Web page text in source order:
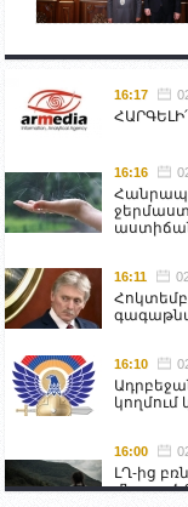
16:17
16:16
16:11
16:10
կողմում
16:00
ԼՂ-ից
մնացած